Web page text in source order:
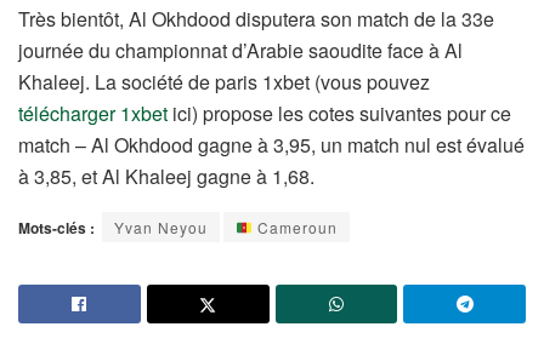
Très bientôt, Al Okhdood disputera son match de la 33e
journée du championnat d’Arabie saoudite face à Al
Khaleej. La société de paris 1xbet (vous pouvez
télécharger 1xbet ici) propose les cotes suivantes pour ce
match – Al Okhdood gagne à 3,95, un match nul est évalué
à 3,85, et Al Khaleej gagne à 1,68.
Mots-clés : Yvan Neyou Cameroun